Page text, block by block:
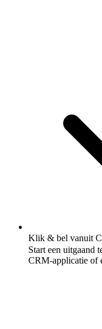
Klik & bel vanuit
Start een uitgaand
CRM-applicatie of